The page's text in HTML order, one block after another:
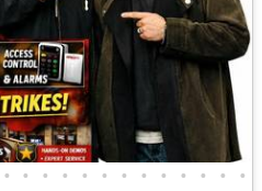
• • • • • • • • • • • • •